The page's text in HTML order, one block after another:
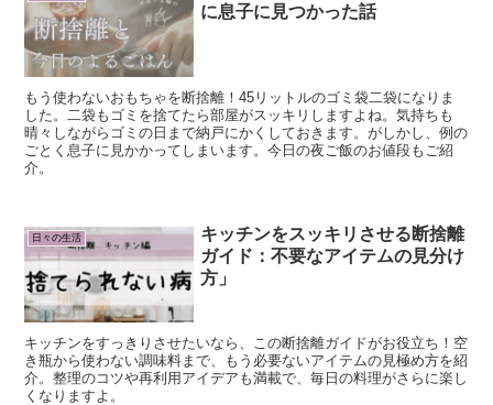
に息子に見つかった話
もう使わないおもちゃを断捨離！45リットルのゴミ袋二袋になりま
した。二袋もゴミを捨てたら部屋がスッキリしますよね。気持ちも
晴々しながらゴミの日まで納戸にかくしておきます。がしかし、例の
ごとく息子に見かかってしまいます。今日の夜ご飯のお値段もご紹
介。
日々の生活
キッチンをスッキリさせる断捨離
ガイド：不要なアイテムの見分け
方」
キッチンをすっきりさせたいなら、この断捨離ガイドがお役立ち！空
き瓶から使わない調味料まで、もう必要ないアイテムの見極め方を紹
介。整理のコツや再利用アイデアも満載で、毎日の料理がさらに楽し
くなりますよ。